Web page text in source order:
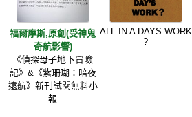
福爾摩斯,原創(受神鬼
奇航影響)
《偵探母子地下冒險
記》&《紫珊瑚：暗夜
遠航》新刊試閱無料小
報
ALL IN A DAYS WORK
?